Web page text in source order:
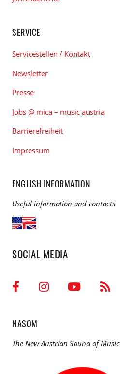
SERVICE
Servicestellen / Kontakt
Newsletter
Presse
Jobs @ mica – music austria
Barrierefreiheit
Impressum
ENGLISH INFORMATION
Useful information and contacts
SOCIAL MEDIA
NASOM
The New Austrian Sound of Music